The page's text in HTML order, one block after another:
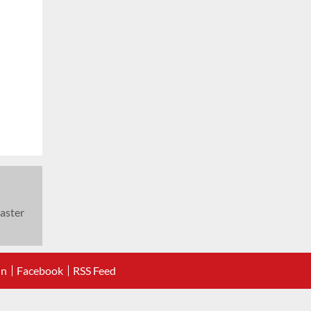
Facebook RSS Feed